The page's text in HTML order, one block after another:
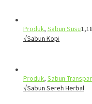
Produk, Sabun Susu
√Sabun Kopi
Produk, Sabun
√Sabun Sereh Herbal